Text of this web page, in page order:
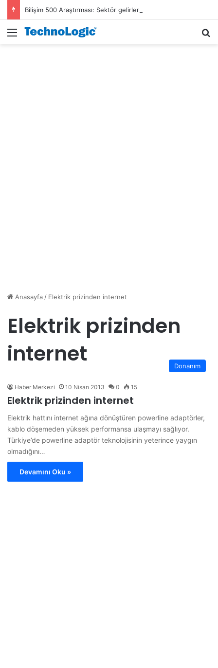
Menü
Anasayfa/ Elektrik prizinden internet
Elektrik prizinden
internet
Donanım
Haber Merkezi 10 Nisan 2013 0 15
Elektrik prizinden internet
Elektrik hattını internet ağına dönüştüren powerline adaptörler,
kablo döşemeden yüksek performansa ulaşmayı sağlıyor.
Türkiye’de powerline adaptör teknolojisinin yeterince yaygın
olmadığını…
Devamını Oku »